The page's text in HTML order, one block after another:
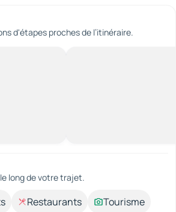
d'étapes proches de l’itinéraire.
long de votre trajet.
Restaurants
Tourisme